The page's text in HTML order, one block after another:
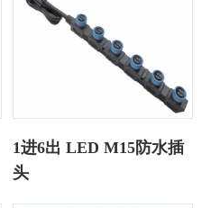
1进6出 LED M15防水插
头